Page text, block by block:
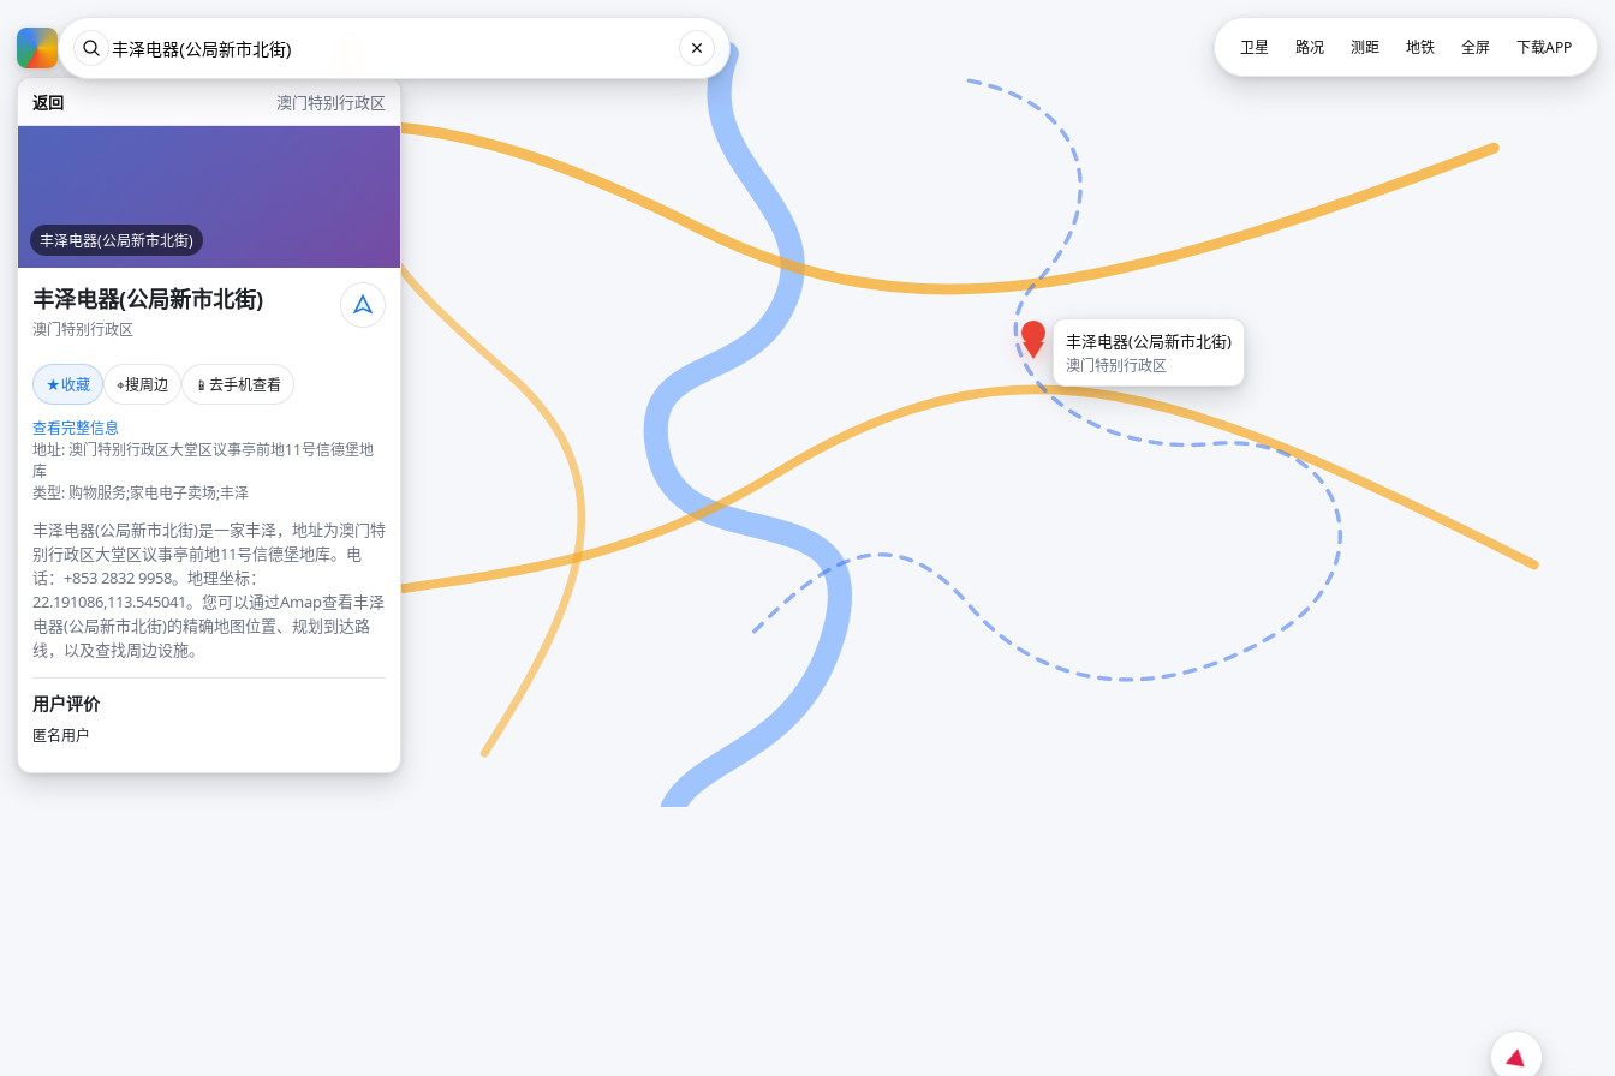
返回 澳门特别行政区
丰泽电器(公局新市北街)
丰泽电器(公局新市北街)
澳门特别行政区
★收藏 ⌖搜周边 📱 去手机查看
查看完整信息
地址: 澳门特别行政区大堂区议事亭前地11号信德堡地
库
类型: 购物服务;家电电子卖场;丰泽
丰泽电器(公局新市北街)是一家丰泽，地址为澳门特
别行政区大堂区议事亭前地11号信德堡地库。电
话：+853 2832 9958。地理坐标：
22.191086,113.545041。您可以通过Amap查看丰泽
电器(公局新市北街)的精确地图位置、规划到达路
线，以及查找周边设施。
用户评价
匿名用户
丰泽电器(公局新市北街)
澳门特别行政区
卫星 路况 测距 地铁 全屏 下载APP